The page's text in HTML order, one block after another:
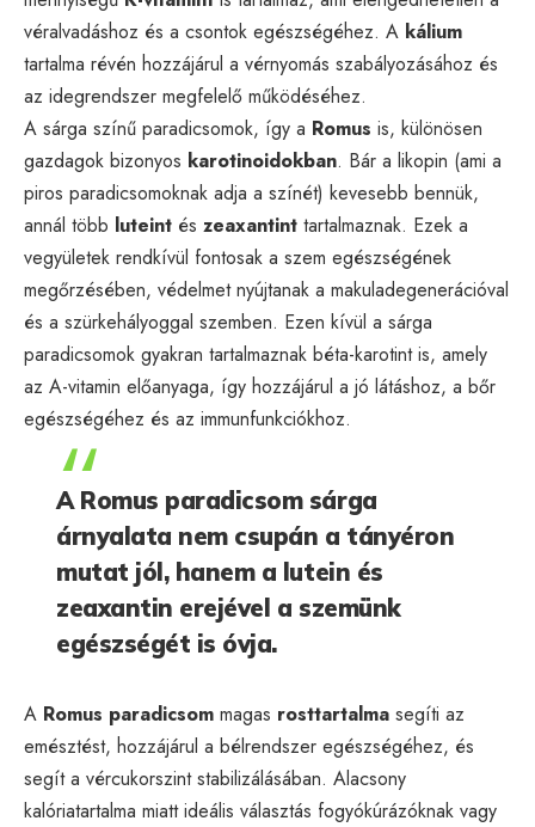
véralvadáshoz és a csontok egészségéhez. A kálium
tartalma révén hozzájárul a vérnyomás szabályozásához és
az idegrendszer megfelelő működéséhez.
A sárga színű paradicsomok, így a Romus is, különösen
gazdagok bizonyos karotinoidokban. Bár a likopin (ami a
piros paradicsomoknak adja a színét) kevesebb bennük,
annál több luteint és zeaxantint tartalmaznak. Ezek a
vegyületek rendkívül fontosak a szem egészségének
megőrzésében, védelmet nyújtanak a makuladegenerációval
és a szürkehályoggal szemben. Ezen kívül a sárga
paradicsomok gyakran tartalmaznak béta-karotint is, amely
az A-vitamin előanyaga, így hozzájárul a jó látáshoz, a bőr
egészségéhez és az immunfunkciókhoz.
A Romus paradicsom sárga
árnyalata nem csupán a tányéron
mutat jól, hanem a lutein és
zeaxantin erejével a szemünk
egészségét is óvja.
A Romus paradicsom magas rosttartalma segíti az
emésztést, hozzájárul a bélrendszer egészségéhez, és
segít a vércukorszint stabilizálásában. Alacsony
kalóriatartalma miatt ideális választás fogyókúrázóknak vagy